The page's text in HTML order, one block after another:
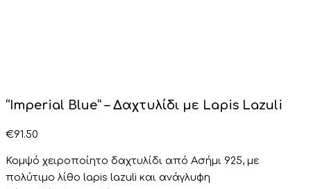
“Imperial Blue” – Δαχτυλίδι με Lapis Lazuli
€91.50
Κομψό χειροποίητο δαχτυλίδι από Ασήμι 925, με
πολύτιμο λίθο lapis lazuli και ανάγλυφη